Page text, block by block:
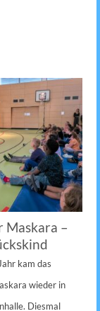
Maskara –
kam das
wieder in
Diesmal